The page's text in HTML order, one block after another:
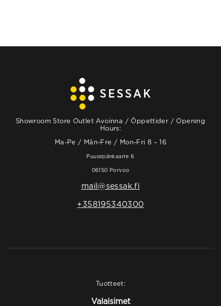
l
i
e
n
s
i
v
u
s
Showroom Store Outlet Avoinna / Öppettider / Opening
Hours:
Ma-Pe / Mån-Fre / Mon-Fri 8 – 16
Puusepänkaarre 6
06150 Porvoo
mail@sessak.fi
+358195340300
Tuotteet:
Valaisimet